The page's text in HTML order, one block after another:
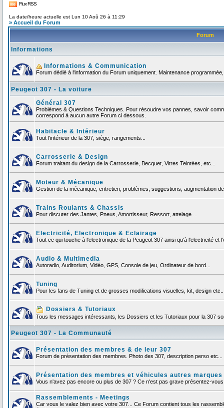
Flux RSS
La date/heure actuelle est Lun 10 Aoû 26 à 11:29
» Accueil du Forum
Forum
Informations
Informations & Communication
Forum dédié à l'information du Forum uniquement. Maintenance
Peugeot 307 - La voiture
Général 307
Problèmes & Questions Techniques. Pour résoudre vos pannes, savoir
correspond à aucun autre Forum ci dessous.
Habitacle & Intérieur
Tout l'intérieur de la 307, siège, rangements...
Carrosserie & Design
Forum traitant du design de la Carrosserie, Becquet, Vitres Teintées, etc...
Moteur & Mécanique
Gestion de la mécanique, entretien, problèmes, suggestions, augmentation
Trains Roulants & Chassis
Pour discuter des Jantes, Pneus, Amortisseur, Ressort, attelage ...
Electricité, Electronique & Eclairage
Tout ce qui touche à l'electronique de la Peugeot 307 ainsi qu'à l'electricité et
Audio & Multimedia
Autoradio, Auditorium, Vidéo, GPS, Console de jeu, Ordinateur de bord...
Tuning
Pour les fans de Tuning et de grosses modifications visuelles, kit, design
Dossiers & Tutoriaux
Tous les messages intéressants, les Dossiers et les Tutoriaux pour la 307
Peugeot 307 - La Communauté
Présentation des membres & de leur 307
Forum de présentation des membres. Photo des 307, description perso
Présentation des membres et véhicules autres marques
Vous n'avez pas encore ou plus de 307 ? Ce n'est pas grave présentez-
Rassemblements - Meetings
Car vous le valez bien avec votre 307... Ce Forum contient tous les